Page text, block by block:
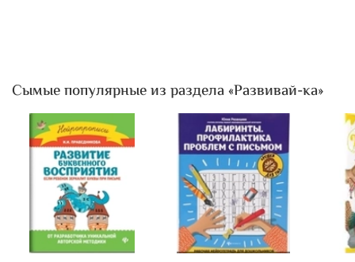
Сымые популярные из раздела «Развивай-ка»